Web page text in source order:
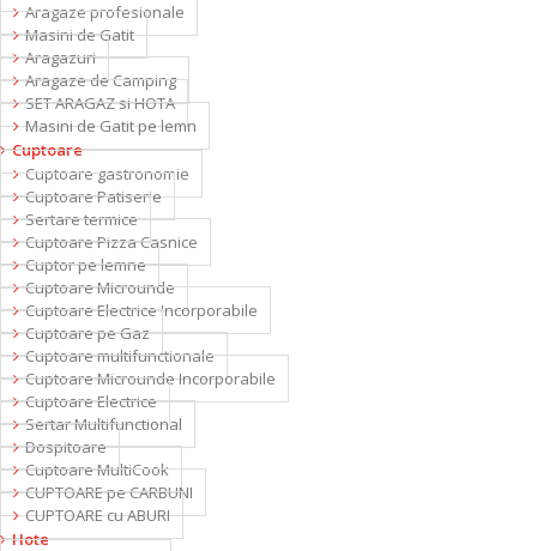
Aragaze profesionale
Masini de Gatit
Aragazuri
Aragaze de Camping
SET ARAGAZ si HOTA
Masini de Gatit pe lemn
Cuptoare
Cuptoare gastronomie
Cuptoare Patiserie
Sertare termice
Cuptoare Pizza Casnice
Cuptor pe lemne
Cuptoare Microunde
Cuptoare Electrice Incorporabile
Cuptoare pe Gaz
Cuptoare multifunctionale
Cuptoare Microunde Incorporabile
Cuptoare Electrice
Sertar Multifunctional
Dospitoare
Cuptoare MultiCook
CUPTOARE pe CARBUNI
CUPTOARE cu ABURI
Hote